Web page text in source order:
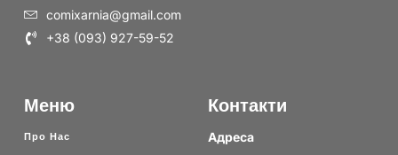
comixarnia@gmail.com
+38 (093) 927-59-52
Меню
Про Нас
Контакти
Адреса